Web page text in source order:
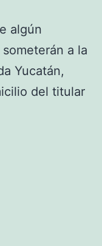
algún
a la
Yucatán,
del titular